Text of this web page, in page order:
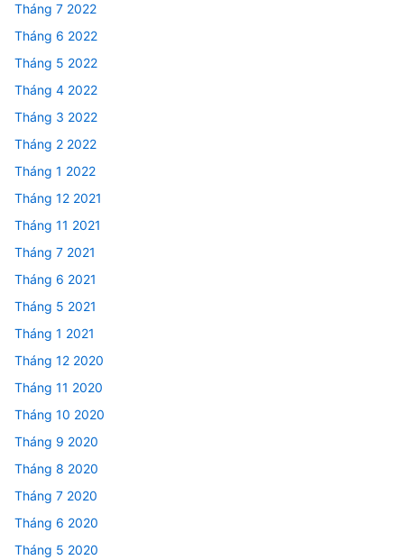
Tháng 7 2022
Tháng 6 2022
Tháng 5 2022
Tháng 4 2022
Tháng 3 2022
Tháng 2 2022
Tháng 1 2022
Tháng 12 2021
Tháng 11 2021
Tháng 7 2021
Tháng 6 2021
Tháng 5 2021
Tháng 1 2021
Tháng 12 2020
Tháng 11 2020
Tháng 10 2020
Tháng 9 2020
Tháng 8 2020
Tháng 7 2020
Tháng 6 2020
Tháng 5 2020